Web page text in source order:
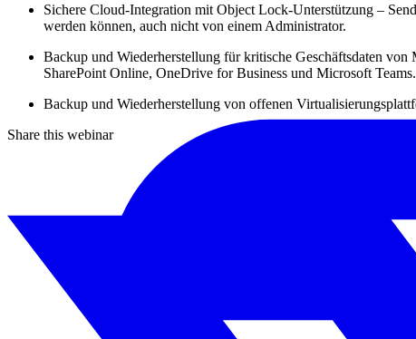
Sichere Cloud-Integration mit Object Lock-Unterstützung –
werden können, auch nicht von einem Administrator.
Backup und Wiederherstellung für kritische Geschäftsdaten
SharePoint Online, OneDrive for Business und Microsoft Teams.
Backup und Wiederherstellung von offenen
Share this webinar